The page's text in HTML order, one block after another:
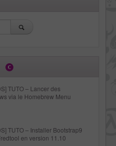
TUTO – Lancer des
via le Homebrew Menu
TUTO – Installer Bootstrap9
en version 11.10